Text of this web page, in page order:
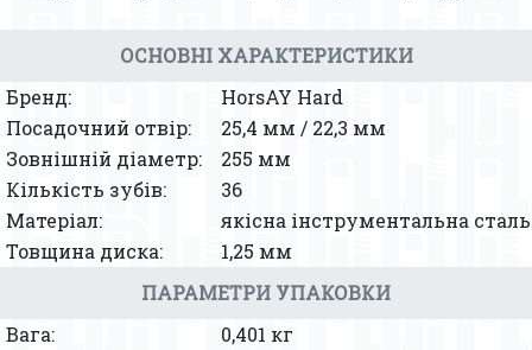
ОСНОВНІ ХАРАКТЕРИСТИКИ
Бренд:
HorsAY Hard
Посадочний отвір:
25,4 мм / 22,3 мм
Зовнішній діаметр:
255 мм
Кількість зубів:
36
Матеріал:
якісна інструментальна сталь
Товщина диска:
1,25 мм
ПАРАМЕТРИ УПАКОВКИ
Вага:
0,401 кг